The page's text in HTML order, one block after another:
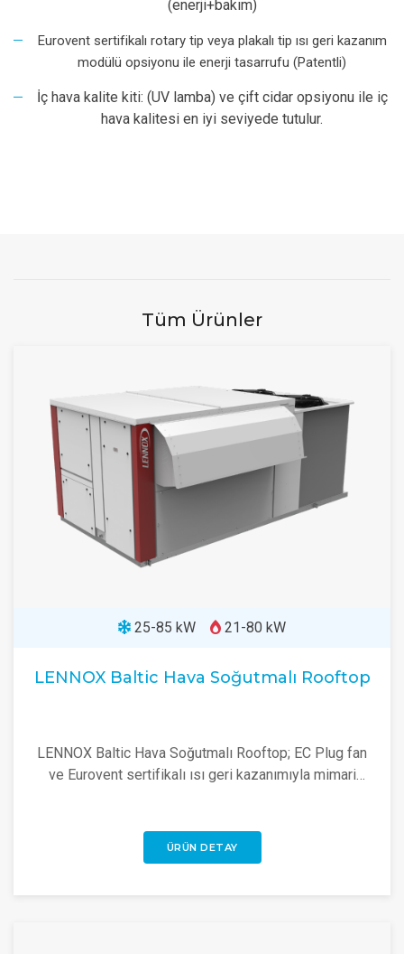
(enerji+bakım)
Eurovent sertifikalı rotary tip veya plakalı tip ısı geri kazanım
modülü opsiyonu ile enerji tasarrufu (Patentli)
İç hava kalite kiti: (UV lamba) ve çift cidar opsiyonu ile iç
hava kalitesi en iyi seviyede tutulur.
Tüm Ürünler
25-85 kW 21-80 kW
LENNOX Baltic Hava Soğutmalı Rooftop
LENNOX Baltic Hava Soğutmalı Rooftop; EC Plug fan
ve Eurovent sertifikalı ısı geri kazanımıyla mimari
ÜRÜN DETAY